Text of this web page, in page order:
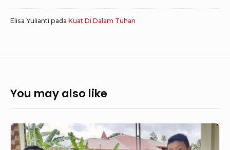
Elisa Yulianti pada Kuat Di Dalam Tuhan
You may also like
Anugrah
Ministries